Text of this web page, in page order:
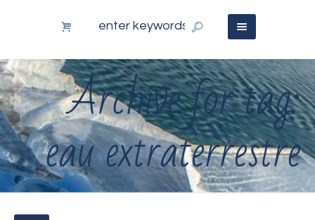
Archive for tag:
eau extraterrestre